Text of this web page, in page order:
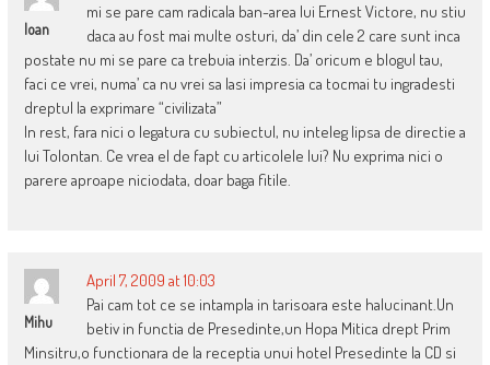
Ioan
mi se pare cam radicala ban-area lui Ernest Victore, nu stiu
daca au fost mai multe osturi, da’ din cele 2 care sunt inca
postate nu mi se pare ca trebuia interzis. Da’ oricum e blogul tau,
faci ce vrei, numa’ ca nu vrei sa lasi impresia ca tocmai tu ingradesti
dreptul la exprimare “civilizata”
In rest, fara nici o legatura cu subiectul, nu inteleg lipsa de directie a
lui Tolontan. Ce vrea el de fapt cu articolele lui? Nu exprima nici o
parere aproape niciodata, doar baga fitile.
Mihu
April 7, 2009 at 10:03
Pai cam tot ce se intampla in tarisoara este halucinant.Un
betiv in functia de Presedinte,un Hopa Mitica drept Prim
Minsitru,o functionara de la receptia unui hotel Presedinte la CD si